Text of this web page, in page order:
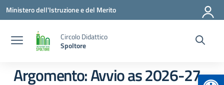
Vai ai contenuti
Vai al menu di navigazione
Vai al footer
Ministero dell'Istruzione e del Merito
Circolo Didattico
Spoltore
Argomento: Avvio as 2026-27